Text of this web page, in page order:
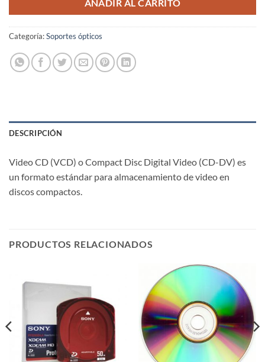
AÑADIR AL CARRITO
Categoría:Soportes ópticos
DESCRIPCIÓN
Video CD (VCD) o Compact Disc Digital Video (CD-DV) es
un formato estándar para almacenamiento de video en
discos compactos.
PRODUCTOS RELACIONADOS